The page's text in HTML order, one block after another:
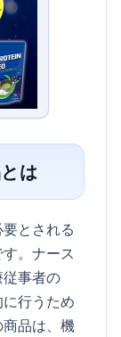
は
とされる
。ナース
事者の
行うため
品は、機